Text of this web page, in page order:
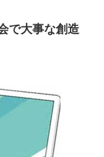
で大事な創造